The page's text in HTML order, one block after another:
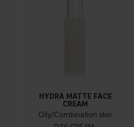
HYDRA MATTE FACE
CREAM
Oily/Combination skin